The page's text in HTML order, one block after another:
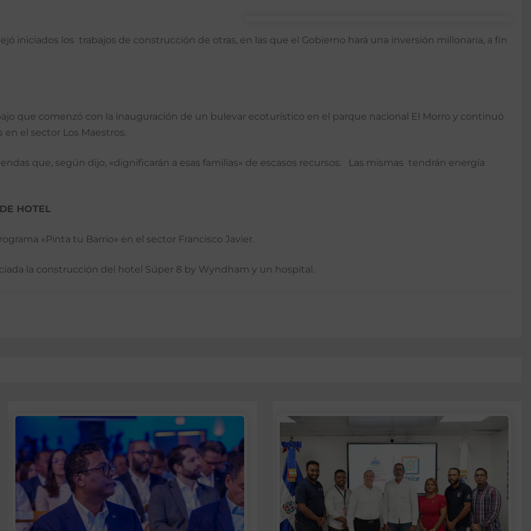
iniciados los trabajos de construcción de otras, en las que el Gobierno hará una inversión millonaria, a fin
que comenzó con la inauguración de un bulevar ecoturístico en el parque nacional El Morro y continuó
el sector Los Maestros.
que, según dijo, «dignificarán a esas familias» de escasos recursos. Las mismas tendrán energía
HOTEL
«Pinta tu Barrio» en el sector Francisco Javier.
la construcción del hotel Súper 8 by Wyndham y un hospital.